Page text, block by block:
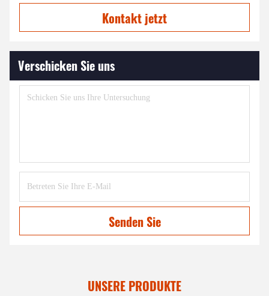
Kontakt jetzt
Verschicken Sie uns
Senden Sie
UNSERE PRODUKTE